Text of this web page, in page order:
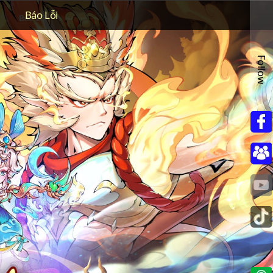
Báo Lỗi
Follow